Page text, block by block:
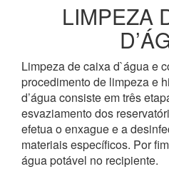
LIMPEZA
Limpeza de caixa d`água e
procedimento de limpeza e
d’água consiste em três
esvaziamento dos
efetua o enxague e a
materiais específicos. Por
água potável no recipiente.